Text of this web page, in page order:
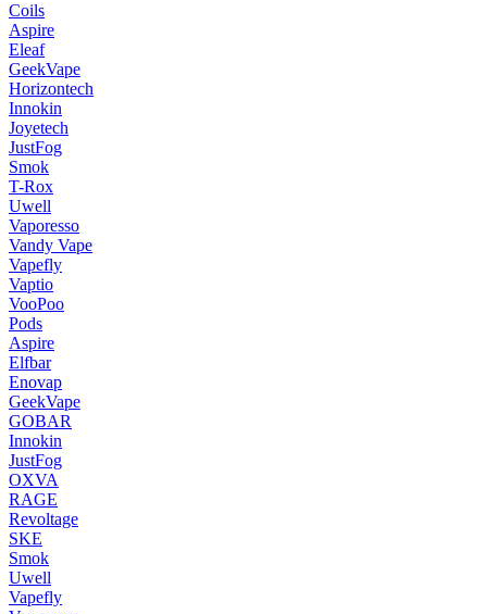
Coils
Aspire
Eleaf
GeekVape
Horizontech
Innokin
Joyetech
JustFog
Smok
T-Rox
Uwell
Vaporesso
Vandy Vape
Vapefly
Vaptio
VooPoo
Pods
Aspire
Elfbar
Enovap
GeekVape
GOBAR
Innokin
JustFog
OXVA
RAGE
Revoltage
SKE
Smok
Uwell
Vapefly